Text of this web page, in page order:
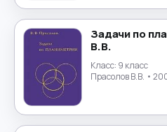
Обществознание
Окружающий мир
Польский язык
Португальский язык
Задачи по
В.В.
Класс: 9 класс
Прасолов В.В. •